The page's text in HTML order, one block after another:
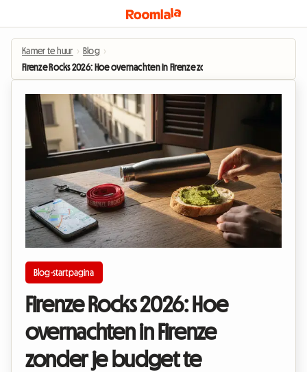
Kamer te huur › Blog ›
Firenze Rocks 2026: Hoe overnachten in Firenze zonder je budget te
Blog-startpagina
Firenze Rocks 2026: Hoe
overnachten in Firenze
zonder je budget te